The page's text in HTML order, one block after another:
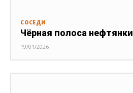
СОСЕДИ
Чёрная полоса нефтянки
19/01/2026